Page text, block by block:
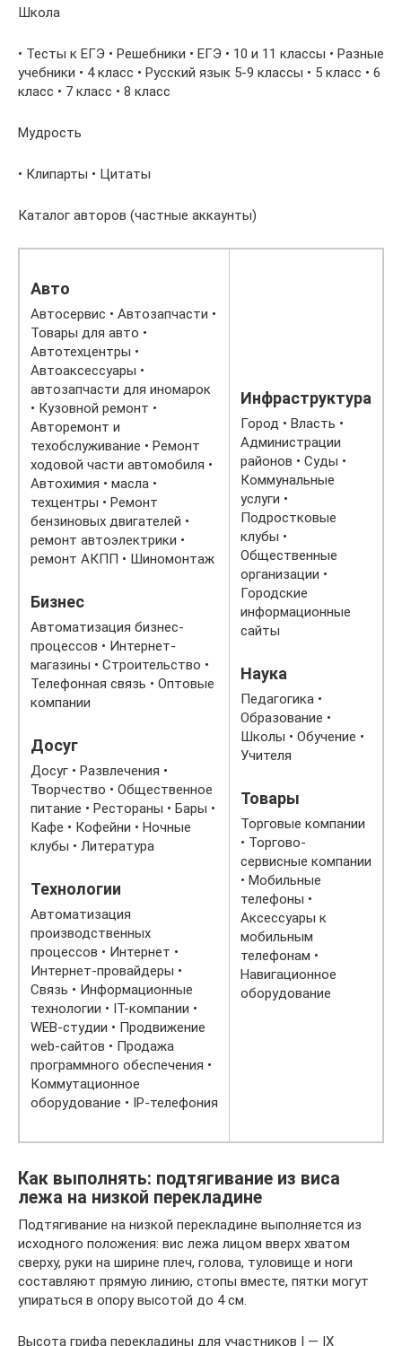
Школа
• Тесты к ЕГЭ • Решебники • ЕГЭ • 10 и 11 классы • Разные
учебники • 4 класс • Русский язык 5-9 классы • 5 класс • 6
класс • 7 класс • 8 класс
Мудрость
• Клипарты • Цитаты
Каталог авторов (частные аккаунты)
Авто
Автосервис • Автозапчасти •
Товары для авто •
Автотехцентры •
Автоаксессуары •
автозапчасти для иномарок
• Кузовной ремонт •
Авторемонт и
техобслуживание • Ремонт
ходовой части автомобиля •
Автохимия • масла •
техцентры • Ремонт
бензиновых двигателей •
ремонт автоэлектрики •
ремонт АКПП • Шиномонтаж
Бизнес
Автоматизация бизнес-
процессов • Интернет-
магазины • Строительство •
Телефонная связь • Оптовые
компании
Досуг
Досуг • Развлечения •
Творчество • Общественное
питание • Рестораны • Бары •
Кафе • Кофейни • Ночные
клубы • Литература
Технологии
Автоматизация
производственных
процессов • Интернет •
Интернет-провайдеры •
Связь • Информационные
технологии • IT-компании •
WEB-студии • Продвижение
web-сайтов • Продажа
программного обеспечения •
Коммутационное
оборудование • IP-телефония
Инфраструктура
Город • Власть •
Администрации
районов • Суды •
Коммунальные
услуги •
Подростковые
клубы •
Общественные
организации •
Городские
информационные
сайты
Наука
Педагогика •
Образование •
Школы • Обучение •
Учителя
Товары
Торговые компании
• Торгово-
сервисные компании
• Мобильные
телефоны •
Аксессуары к
мобильным
телефонам •
Навигационное
оборудование
Как выполнять: подтягивание из виса
лежа на низкой перекладине
Подтягивание на низкой перекладине выполняется из
исходного положения: вис лежа лицом вверх хватом
сверху, руки на ширине плеч, голова, туловище и ноги
составляют прямую линию, стопы вместе, пятки могут
упираться в опору высотой до 4 см.
Высота грифа перекладины для участников I — IX